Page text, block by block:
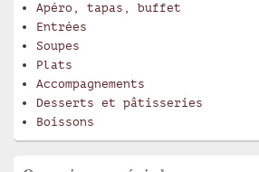
Apéro, tapas, buffet
Entrées
Soupes
Plats
Accompagnements
Desserts et pâtisseries
Boissons